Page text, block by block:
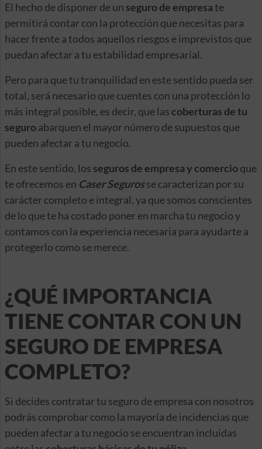
El hecho de disponer de un seguro de empresate
permitirá contar con la protección que necesitas para
hacer frente a todos aquellos riesgos e imprevistos que
puedan afectar a tu estabilidad empresarial.
Pero para que tu tranquilidad en este sentido pueda ser
total, será necesario que cuentes con una protección lo
más integral posible, es decir, que las coberturas de tu
seguroabarquen el mayor número de supuestos que
pueden afectar a tu negocio.
En este sentido, los seguros de empresa y comercioque
te ofrecemos en Caser Segurosse caracterizan por su
carácter completo e integral, ya que somos conscientes
de lo que te ha costado poner en marcha tu negocio y
contamos con la experiencia necesaria para ayudarte a
protegerlo como se merece.
¿QUÉ IMPORTANCIA
TIENE CONTAR CON UN
SEGURO DE EMPRESA
COMPLETO?
Si decides contratar tu seguro de empresa con nosotros
podrás comprobar como la mayoría de incidencias que
pueden afectar a tu negocio se encuentran incluidas